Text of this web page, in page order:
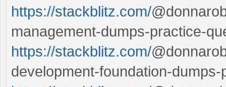
https://stackblitz.com/
management-dumps-practice-
https://stackblitz.com/
development-foundation-